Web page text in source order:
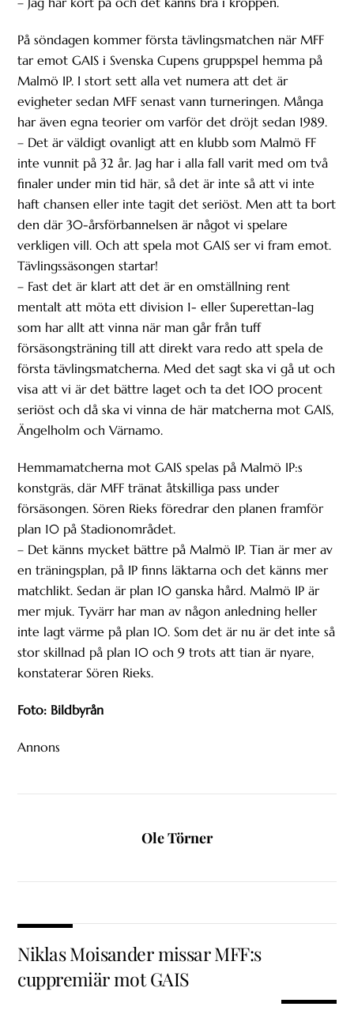
På söndagen kommer första tävlingsmatchen när MFF
tar emot GAIS i Svenska Cupens gruppspel hemma på
Malmö IP. I stort sett alla vet numera att det är
evigheter sedan MFF senast vann turneringen. Många
har även egna teorier om varför det dröjt sedan 1989.
– Det är väldigt ovanligt att en klubb som Malmö FF
inte vunnit på 32 år. Jag har i alla fall varit med om två
finaler under min tid här, så det är inte så att vi inte
haft chansen eller inte tagit det seriöst. Men att ta bort
den där 30-årsförbannelsen är något vi spelare
verkligen vill. Och att spela mot GAIS ser vi fram emot.
Tävlingssäsongen startar!
– Fast det är klart att det är en omställning rent
mentalt att möta ett division 1- eller Superettan-lag
som har allt att vinna när man går från tuff
försäsongsträning till att direkt vara redo att spela de
första tävlingsmatcherna. Med det sagt ska vi gå ut och
visa att vi är det bättre laget och ta det 100 procent
seriöst och då ska vi vinna de här matcherna mot GAIS,
Ängelholm och Värnamo.
Hemmamatcherna mot GAIS spelas på Malmö IP:s
konstgräs, där MFF tränat åtskilliga pass under
försäsongen. Sören Rieks föredrar den planen framför
plan 10 på Stadionområdet.
– Det känns mycket bättre på Malmö IP. Tian är mer av
en träningsplan, på IP finns läktarna och det känns mer
matchlikt. Sedan är plan 10 ganska hård. Malmö IP är
mer mjuk. Tyvärr har man av någon anledning heller
inte lagt värme på plan 10. Som det är nu är det inte så
stor skillnad på plan 10 och 9 trots att tian är nyare,
konstaterar Sören Rieks.
Foto: Bildbyrån
Annons
Ole Törner
Niklas Moisander missar MFF:s
cuppremiär mot GAIS